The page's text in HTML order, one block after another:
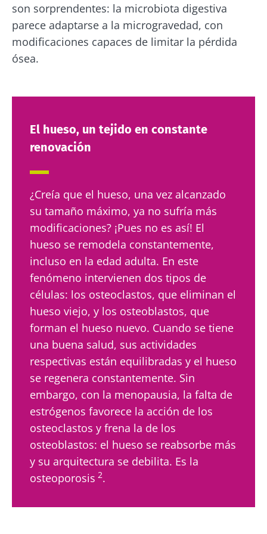
son sorprendentes: la microbiota digestiva
parece adaptarse a la microgravedad, con
modificaciones capaces de limitar la pérdida
ósea.
El hueso, un tejido en constante
renovación
¿Creía que el hueso, una vez alcanzado
su tamaño máximo, ya no sufría más
modificaciones? ¡Pues no es así! El
hueso se remodela constantemente,
incluso en la edad adulta. En este
fenómeno intervienen dos tipos de
células: los osteoclastos, que eliminan el
hueso viejo, y los osteoblastos, que
forman el hueso nuevo. Cuando se tiene
una buena salud, sus actividades
respectivas están equilibradas y el hueso
se regenera constantemente. Sin
embargo, con la menopausia, la falta de
estrógenos favorece la acción de los
osteoclastos y frena la de los
osteoblastos: el hueso se reabsorbe más
y su arquitectura se debilita. Es la
osteoporosis 2.